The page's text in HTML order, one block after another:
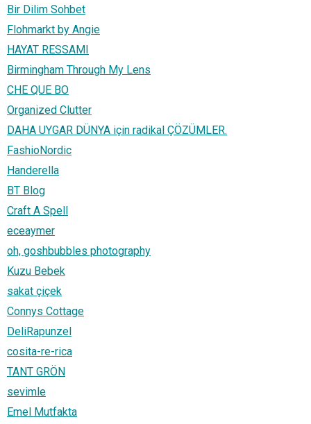
Bir Dilim Sohbet
Flohmarkt by Angie
HAYAT RESSAMI
Birmingham Through My Lens
CHE QUE BO
Organized Clutter
DAHA UYGAR DÜNYA için radikal ÇÖZÜMLER.
FashioNordic
Handerella
BT Blog
Craft A Spell
eceaymer
oh, goshbubbles photography
Kuzu Bebek
sakat çiçek
Connys Cottage
DeliRapunzel
cosita-re-rica
TANT GRÖN
sevimle
Emel Mutfakta